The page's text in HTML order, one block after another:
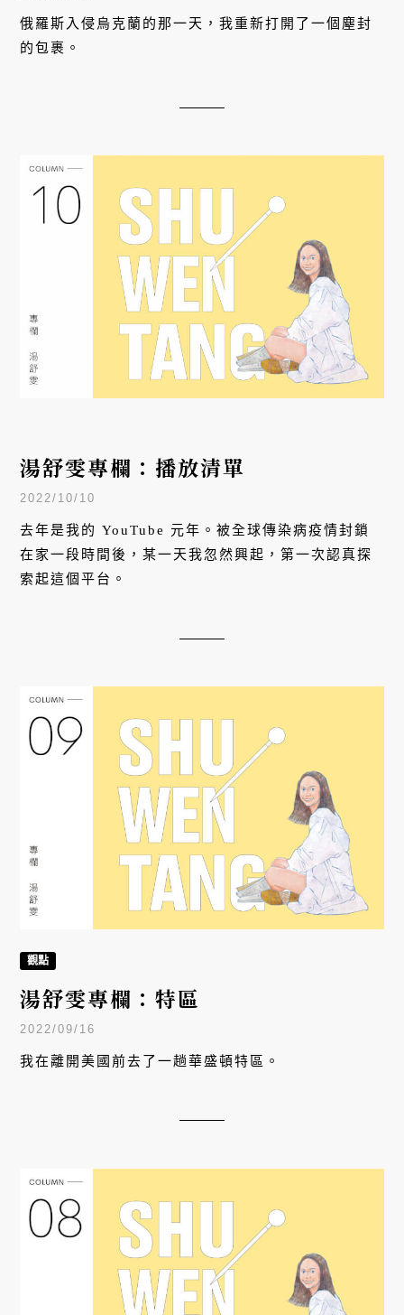
俄羅斯入侵烏克蘭的那一天，我重新打開了一個塵封
的包裹。
湯舒雯專欄：播放清單
2022/10/10
去年是我的 YouTube 元年。被全球傳染病疫情封鎖
在家一段時間後，某一天我忽然興起，第一次認真探
索起這個平台。
觀點
湯舒雯專欄：特區
2022/09/16
我在離開美國前去了一趟華盛頓特區。